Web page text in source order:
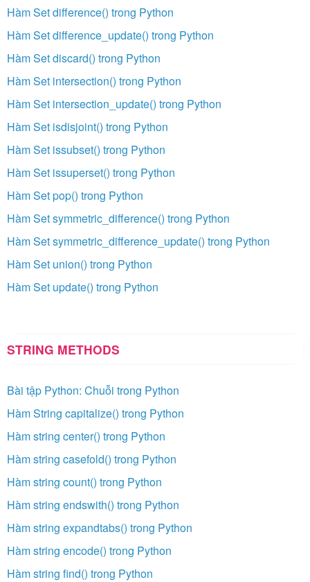
Hàm Set difference() trong Python
Hàm Set difference_update() trong Python
Hàm Set discard() trong Python
Hàm Set intersection() trong Python
Hàm Set intersection_update() trong Python
Hàm Set isdisjoint() trong Python
Hàm Set issubset() trong Python
Hàm Set issuperset() trong Python
Hàm Set pop() trong Python
Hàm Set symmetric_difference() trong Python
Hàm Set symmetric_difference_update() trong Python
Hàm Set union() trong Python
Hàm Set update() trong Python
STRING METHODS
Bài tập Python: Chuỗi trong Python
Hàm String capitalize() trong Python
Hàm string center() trong Python
Hàm string casefold() trong Python
Hàm string count() trong Python
Hàm string endswith() trong Python
Hàm string expandtabs() trong Python
Hàm string encode() trong Python
Hàm string find() trong Python